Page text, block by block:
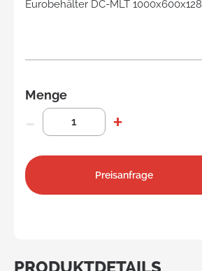
Eurobehälter DC-MLT
Menge
Preisanfrage